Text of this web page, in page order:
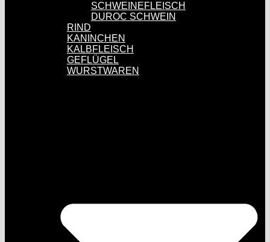
SCHWEINEFLEISCH
DUROC SCHWEIN
RIND
KANINCHEN
KALBFLEISCH
GEFLÜGEL
WURSTWAREN